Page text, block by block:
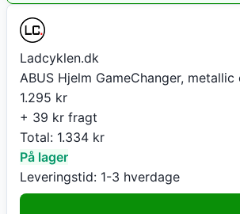
Ladcyklen.dk
ABUS Hjelm GameChanger,
1.295 kr
+ 39 kr fragt
Total: 1.334 kr
På lager
Leveringstid: 1-3 hverdage